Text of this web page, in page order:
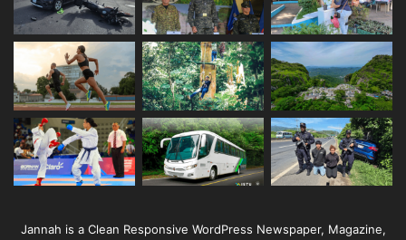
Jannah is a Clean Responsive WordPress Newspaper, Magazine,